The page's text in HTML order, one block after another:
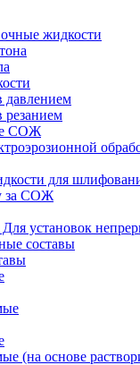
жидкости
давлением
резанием
СОЖ
для
за СОЖ
установок
составы
(на основе